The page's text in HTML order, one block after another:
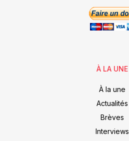
À LA UNE
À la une
Actualités
Brèves
Interviews